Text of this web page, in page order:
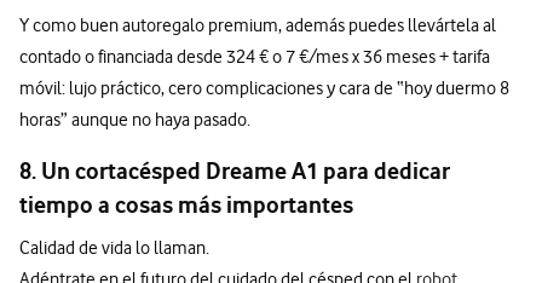
Y como buen autoregalo premium, además puedes llevártela al
contado o financiada desde 324 € o 7 €/mes x 36 meses + tarifa
móvil: lujo práctico, cero complicaciones y cara de “hoy duermo 8
horas” aunque no haya pasado.
8. Un cortacésped Dreame A1 para dedicar
tiempo a cosas más importantes
Calidad de vida lo llaman.